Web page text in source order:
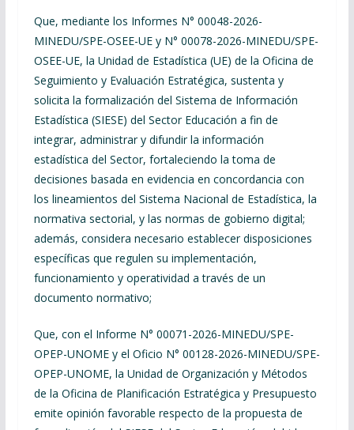
Que, mediante los Informes N° 00048-2026-
MINEDU/SPE-OSEE-UE y N° 00078-2026-MINEDU/SPE-
OSEE-UE, la Unidad de Estadística (UE) de la Oficina de
Seguimiento y Evaluación Estratégica, sustenta y
solicita la formalización del Sistema de Información
Estadística (SIESE) del Sector Educación a fin de
integrar, administrar y difundir la información
estadística del Sector, fortaleciendo la toma de
decisiones basada en evidencia en concordancia con
los lineamientos del Sistema Nacional de Estadística, la
normativa sectorial, y las normas de gobierno digital;
además, considera necesario establecer disposiciones
específicas que regulen su implementación,
funcionamiento y operatividad a través de un
documento normativo;
Que, con el Informe N° 00071-2026-MINEDU/SPE-
OPEP-UNOME y el Oficio N° 00128-2026-MINEDU/SPE-
OPEP-UNOME, la Unidad de Organización y Métodos
de la Oficina de Planificación Estratégica y Presupuesto
emite opinión favorable respecto de la propuesta de